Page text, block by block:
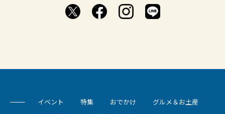
イベント 特集 おでかけ グルメ＆お土産